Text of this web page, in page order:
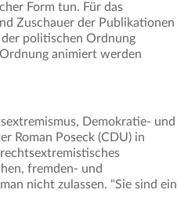
Form tun. Für das
Zuschauer der Publikationen
politischen Ordnung
animiert werden
Demokratie- und
Roman Poseck (CDU) in
fremden- und
nicht zulassen. "Sie sind ein